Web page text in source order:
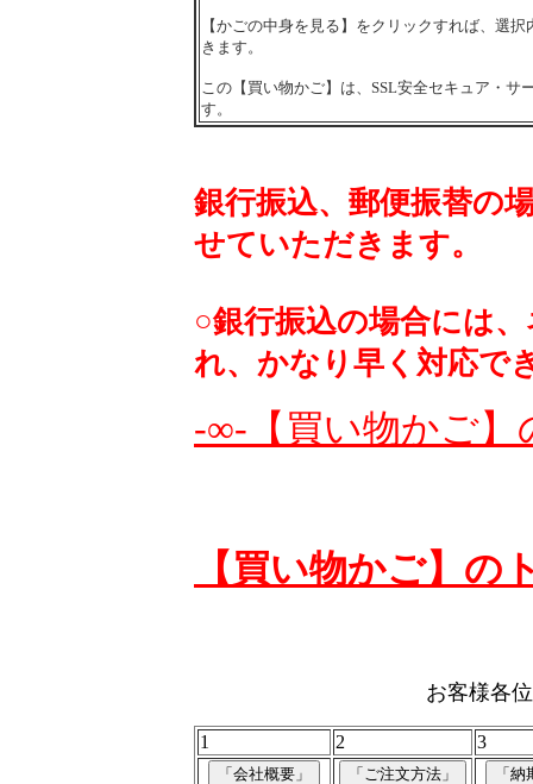
【かごの中身を見る】をクリックすれば、選
きます。
この【買い物かご】は、SSL安全セキュア・サ
す。
銀行振込、郵便振替の
せていただきます。
○銀行振込の場合には
れ、かなり早く対応で
-∞-【買い物かご
【買い物かご】の
お客様各位
1 2 3